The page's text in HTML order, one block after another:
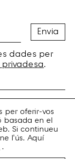
dades per
.
per oferir-vos
basada en el
Si continueu
l'ús. Aquí
.